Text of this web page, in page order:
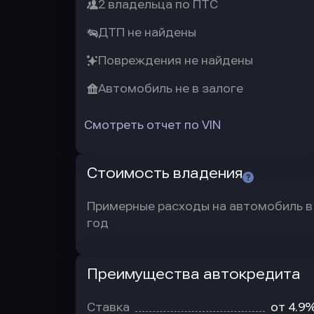
2 владельца по ПТС
ДТП не найдены
Повреждения не найдены
Автомобиль не в залоге
Смотреть отчет по VIN
Стоимость владения
Примерные расходы на автомобиль в
год
Преимущества автокредита
Ставка от